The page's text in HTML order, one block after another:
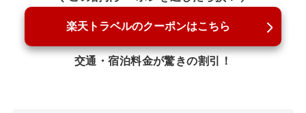
楽天トラベルのクーポンはこちら
交通・宿泊料金が驚きの割引！